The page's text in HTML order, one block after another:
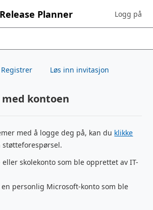
Release Planner Sign in to
Logg på
Registrer Løs inn invitasjon
med kontoen
med å logge deg på, kan du klikke
støtteforespørsel.
eller skolekonto som ble opprettet av IT-
en personlig Microsoft-konto som ble